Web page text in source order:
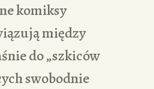
komiksy
między
do „szkiców
swobodnie